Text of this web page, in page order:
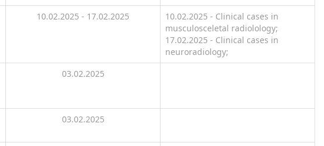
10.02.2025 - 17.02.2025
10.02.2025 - Clinical cases in
musculosceletal radiolology;
17.02.2025 - Clinical cases in
neuroradiology;
03.02.2025
03.02.2025